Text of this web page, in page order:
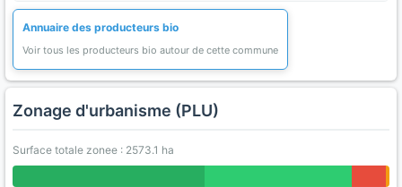
Annuaire des producteurs bio
Voir tous les producteurs bio autour de cette commune
Zonage d'urbanisme (PLU)
Surface totale zonee : 2573.1 ha